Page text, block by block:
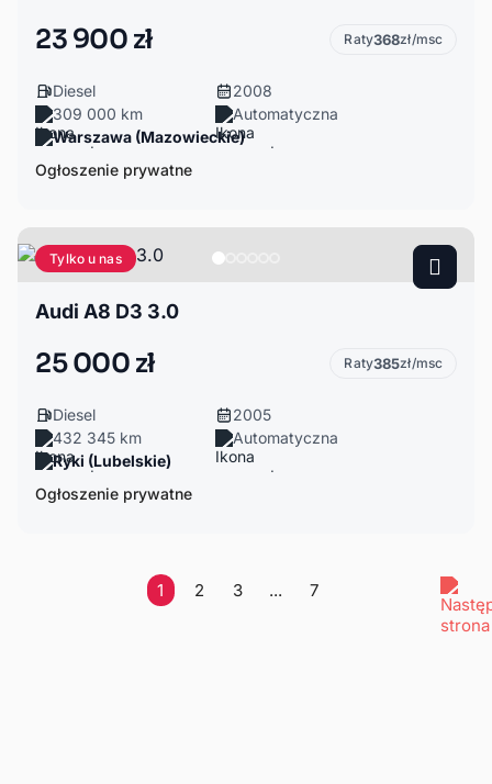
23 900 zł Raty368zł/msc
Diesel
2008
309 000 km
Automatyczna
Warszawa (Mazowieckie)
Ogłoszenie prywatne
Tylko u nas
Audi A8 D3 3.0
25 000 zł Raty385zł/msc
Diesel
2005
432 345 km
Automatyczna
Ryki (Lubelskie)
Ogłoszenie prywatne
1 2 3 ... 7